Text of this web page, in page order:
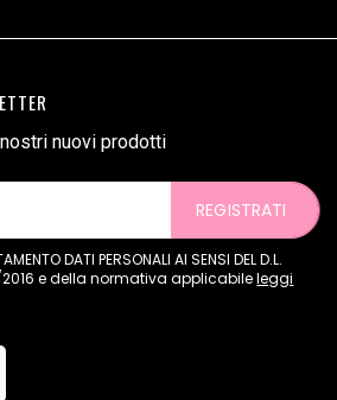
nuovi prodotti
REGISTRATI
DATI PERSONALI AI SENSI DEL D.L.
2016 e della normativa applicabileleggi